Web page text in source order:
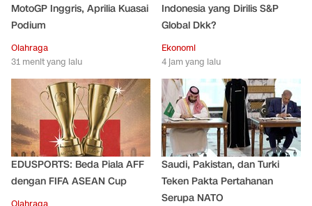
MotoGP Inggris, Aprilia Kuasai
Podium
Olahraga
31 menit yang lalu
Indonesia yang Dirilis S&P
Global Dkk?
Ekonomi
4 jam yang lalu
EDUSPORTS: Beda Piala AFF
dengan FIFA ASEAN Cup
Olahraga
Saudi, Pakistan, dan Turki
Teken Pakta Pertahanan
Serupa NATO